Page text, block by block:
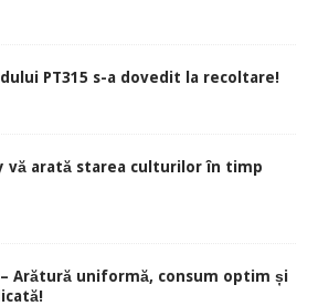
PT315 s-a dovedit la recoltare!
vă arată starea culturilor în timp
– Arătură uniformă, consum optim și